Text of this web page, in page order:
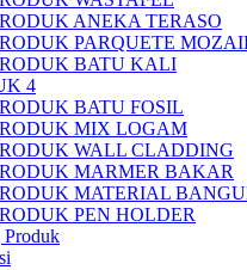
ANEKA TERASO
PARQUETE
BATU KALI
4
BATU FOSIL
MIX LOGAM
WALL CLADDING
MARMER BAKAR
MATERIAL
PEN HOLDER
Produk